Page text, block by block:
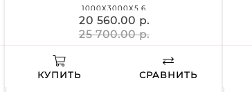
1000X3000X5,6
20 560.00 р.
25 700.00 р.
КУПИТЬ СРАВНИТЬ